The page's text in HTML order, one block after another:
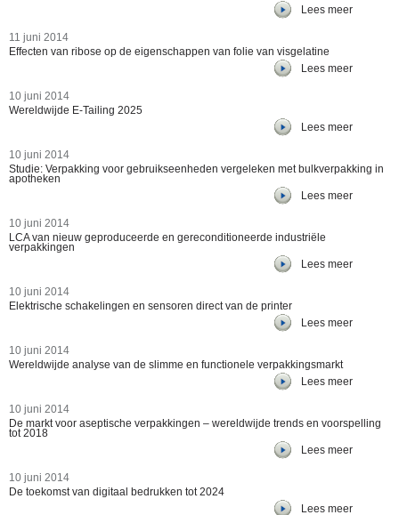
Lees meer
11 juni 2014
Effecten van ribose op de eigenschappen van folie van visgelatine
Lees meer
10 juni 2014
Wereldwijde E-Tailing 2025
Lees meer
10 juni 2014
Studie: Verpakking voor gebruikseenheden vergeleken met bulkverpakking in
apotheken
Lees meer
10 juni 2014
LCA van nieuw geproduceerde en gereconditioneerde industriële
verpakkingen
Lees meer
10 juni 2014
Elektrische schakelingen en sensoren direct van de printer
Lees meer
10 juni 2014
Wereldwijde analyse van de slimme en functionele verpakkingsmarkt
Lees meer
10 juni 2014
De markt voor aseptische verpakkingen – wereldwijde trends en voorspelling
tot 2018
Lees meer
10 juni 2014
De toekomst van digitaal bedrukken tot 2024
Lees meer